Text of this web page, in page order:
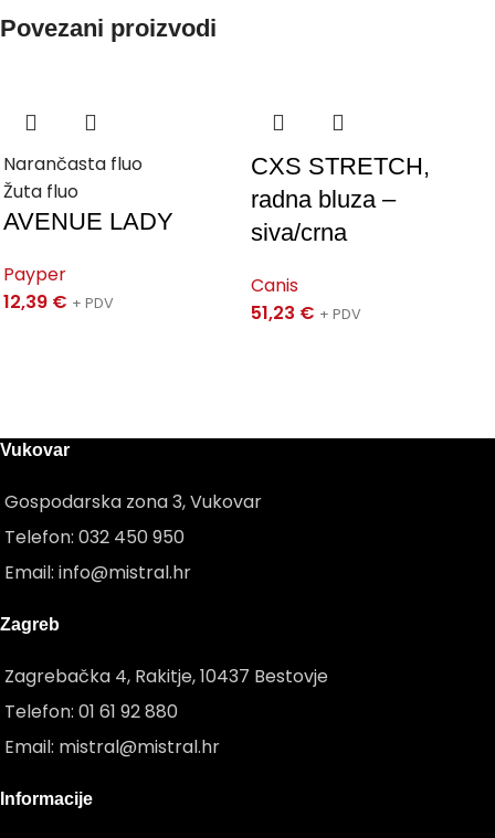
Povezani proizvodi
Narančasta fluo
Žuta fluo
AVENUE LADY
Payper
12,39 € + PDV
CXS STRETCH,
radna bluza –
siva/crna
Canis
51,23 € + PDV
Vukovar
Gospodarska zona 3, Vukovar
Telefon: 032 450 950
Email: info@mistral.hr
Zagreb
Zagrebačka 4, Rakitje, 10437 Bestovje
Telefon: 01 61 92 880
Email: mistral@mistral.hr
Informacije